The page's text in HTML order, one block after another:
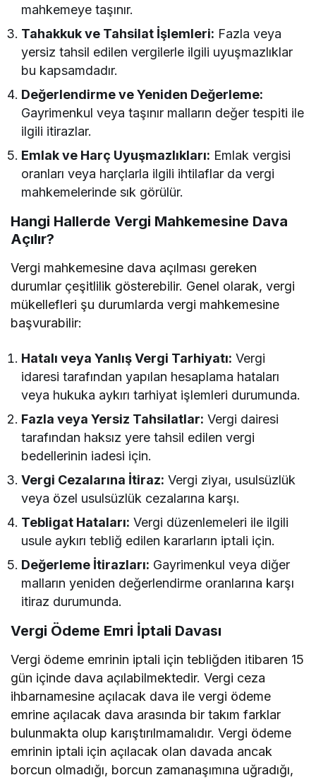
mahkemeye taşınır.
Tahakkuk ve Tahsilat İşlemleri: Fazla veya
yersiz tahsil edilen vergilerle ilgili uyuşmazlıklar
bu kapsamdadır.
Değerlendirme ve Yeniden Değerleme:
Gayrimenkul veya taşınır malların değer tespiti ile
ilgili itirazlar.
Emlak ve Harç Uyuşmazlıkları: Emlak vergisi
oranları veya harçlarla ilgili ihtilaflar da vergi
mahkemelerinde sık görülür.
Hangi Hallerde Vergi Mahkemesine Dava
Açılır?
Vergi mahkemesine dava açılması gereken
durumlar çeşitlilik gösterebilir. Genel olarak, vergi
mükellefleri şu durumlarda vergi mahkemesine
başvurabilir:
Hatalı veya Yanlış Vergi Tarhiyatı: Vergi
idaresi tarafından yapılan hesaplama hataları
veya hukuka aykırı tarhiyat işlemleri durumunda.
Fazla veya Yersiz Tahsilatlar: Vergi dairesi
tarafından haksız yere tahsil edilen vergi
bedellerinin iadesi için.
Vergi Cezalarına İtiraz: Vergi ziyaı, usulsüzlük
veya özel usulsüzlük cezalarına karşı.
Tebligat Hataları: Vergi düzenlemeleri ile ilgili
usule aykırı tebliğ edilen kararların iptali için.
Değerleme İtirazları: Gayrimenkul veya diğer
malların yeniden değerlendirme oranlarına karşı
itiraz durumunda.
Vergi Ödeme Emri İptali Davası
Vergi ödeme emrinin iptali için tebliğden itibaren 15
gün içinde dava açılabilmektedir. Vergi ceza
ihbarnamesine açılacak dava ile vergi ödeme
emrine açılacak dava arasında bir takım farklar
bulunmakta olup karıştırılmamalıdır. Vergi ödeme
emrinin iptali için açılacak olan davada ancak
borcun olmadığı, borcun zamanaşımına uğradığı,